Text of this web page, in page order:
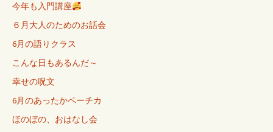
今年も入門講座
６月大人のためのお話会
6月の語りクラス
こんな日もあるんだ～
幸せの呪文
6月のあったかペーチカ
ほのぼの、おはなし会